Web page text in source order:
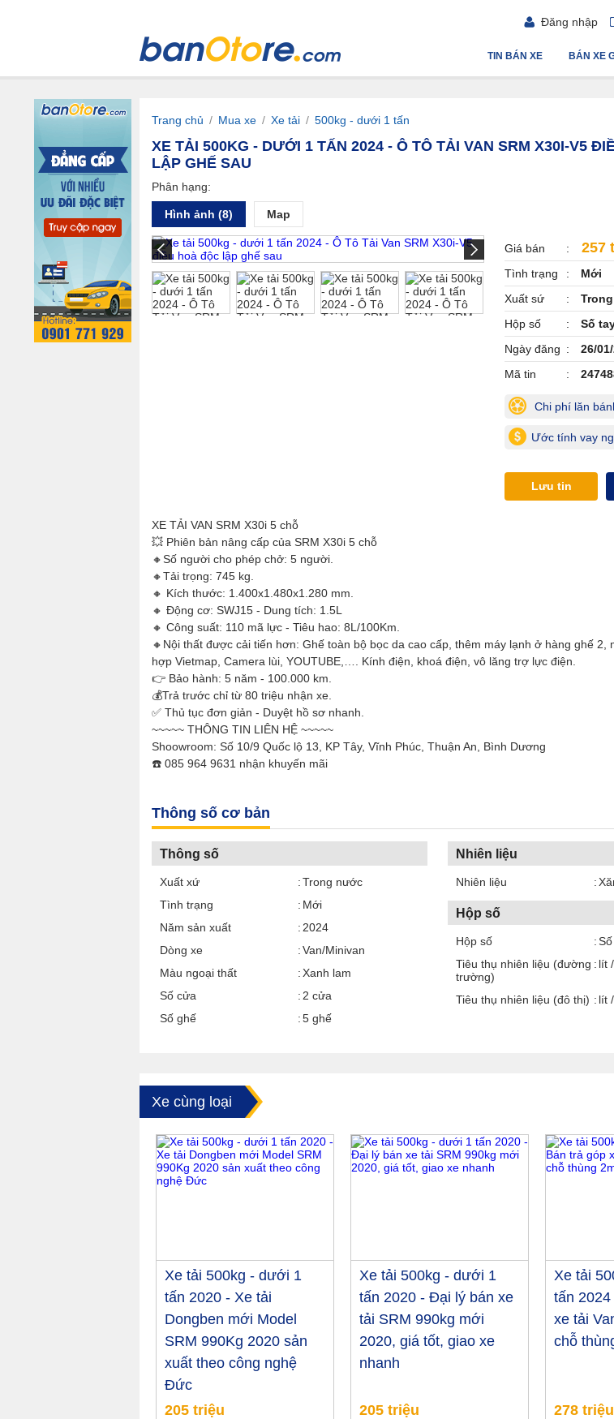
Đăng nhập
BÁN XE
TIN BÁN XE
Trang chủ / Mua xe / Xe tải / 500kg - dưới 1 tấn
XE TẢI 500KG - DƯỚI 1 TẤN 2024 - Ô TÔ TẢI VAN SRM X30I-V5
LẬP GHẾ SAU
Phân hạng:
Hình ảnh (8) Map
Giá bán 257
Tình trạng
Mới
Xuất sứ
Hộp số
Số
Ngày đăng
26/
Mã tin
Chi phí lăn
Ước tính vay
Lưu tin
XE TẢI VAN SRM X30i 5 chỗ
💥 Phiên bản nâng cấp của SRM X30i 5 chỗ
🔸Số người cho phép chở: 5 người.
🔸Tải trọng: 745 kg.
🔸 Kích thước: 1.400x1.480x1.280 mm.
🔸 Động cơ: SWJ15 - Dung tích: 1.5L
🔸 Công suất: 110 mã lực - Tiêu hao: 8L/100Km.
🔸Nội thất được cải tiến hơn: Ghế toàn bộ bọc da cao cấp, thêm máy lạnh ở hàng ghế 2,
hợp Vietmap, Camera lùi, YOUTUBE,…. Kính điện, khoá điện, vô lăng trợ lực điện.
👉 Bảo hành: 5 năm - 100.000 km.
💰Trả trước chỉ từ 80 triệu nhận xe.
✅ Thủ tục đơn giản - Duyệt hồ sơ nhanh.
~~~~~ THÔNG TIN LIÊN HỆ ~~~~~
Shoowroom: Số 10/9 Quốc lộ 13, KP Tây, Vĩnh Phúc, Thuận An, Bình Dương
☎️ 085 964 9631 nhận khuyến mãi
Thông số cơ bản
Thông số
Xuất xứ
Trong nước
Tình trạng
Mới
Năm sản xuất
2024
Dòng xe
Van/Minivan
Màu ngoại thất
Xanh lam
Số cửa
2 cửa
Số ghế
5 ghế
Nhiên liệu
Nhiên liệu
Hộp số
Hộp số
Tiêu thụ nhiên liệu (đường
trường)
lít
Tiêu thụ nhiên liệu (đô thị) lít
Xe cùng loại
Xe tải 500kg - dưới 1
tấn 2020 - Xe tải
Dongben mới Model
SRM 990Kg 2020 sản
xuất theo công nghệ
Đức
205 triệu
Xe tải 500kg - dưới 1
tấn 2020 - Đại lý bán xe
tải SRM 990kg mới
2020, giá tốt, giao xe
nhanh
205 triệu
Xe tải
tấn
xe tải
chỗ
278 triệu